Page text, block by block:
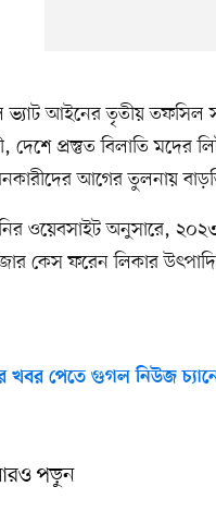
ভ্যাট আইনের তৃতীয় তফসিল
প্রস্তুত বিলাতি মদের
আগের তুলনায়
ওয়েবসাইট অনুসারে,
কেস ফরেন লিকার
খবর পেতে গুগল নিউজ
পড়ুন